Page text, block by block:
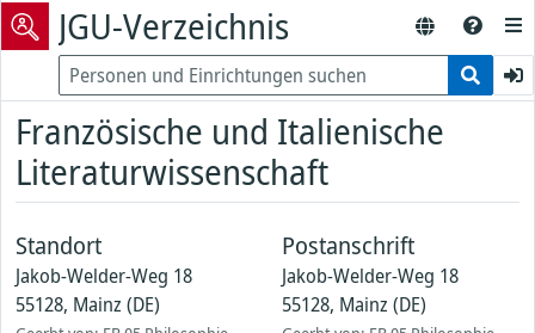
JGU-Verzeichnis
Französische und Italienische
Literaturwissenschaft
Standort
Jakob-Welder-Weg 18
55128, Mainz (DE)
Postanschrift
Jakob-Welder-Weg 18
55128, Mainz (DE)